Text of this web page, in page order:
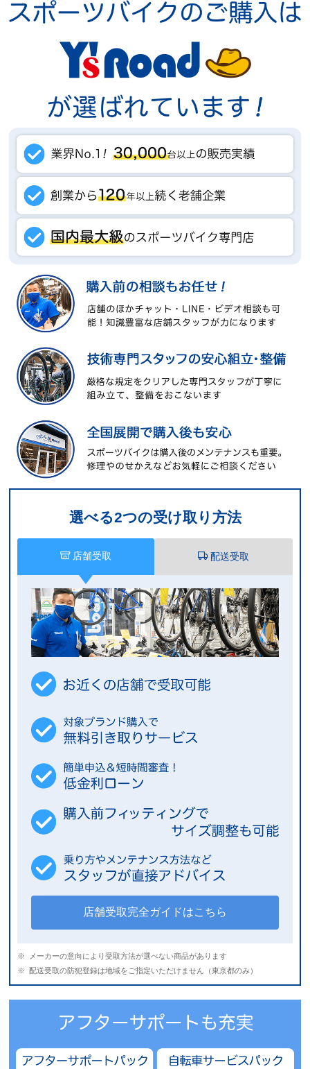
腰などの疲労を軽減しつつ広い視野を確保し、安全かつ安心した走
りを可能にします。
チェーンステイ（チェーン部分のパイプ）
長めに設計することでホイールベース（前後輪の間隔）が長くな
り、直進性の高い安定した走りが可能になります。
平坦路から登りもこなすギア構成
クランク（前ギア）は3枚、スプロケット（後ギア）は8枚の合計
平坦路での軽快な走りから急な登り坂まで、様々な環境で最適なギ
れた時も最適なギアを選ぶことができます。
細部に拘ったパーツ
快適性とペダリング効率に影響するサドル、確かなグリップとクッ
ション性で疲労を軽減するグリップなど、細部まで拘ったパーツを
アッセンブルしています。
また、Celeste（チェレステ）を差し色にしたデザイン性の高さも
見逃せないポイントです。
油圧式のディスクブレーキを搭載。
ディスクブレーキとは、ホイールに取り付けたローター（円盤状の
選べる2つの受け取り方法
店舗受取 配送受取
店舗受取完全ガイドはこちら
メーカーの意向により受取方法が選べない商品があります
配送受取の防犯登録は地域をご指定いただけません（東京都のみ）